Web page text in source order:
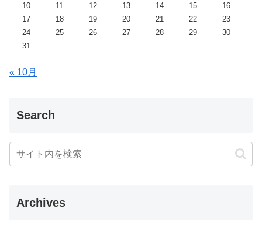
10
11 12 13 14 15
16
17
18 19 20 21 22
23
24
25 26 27 28 29
30
31
« 10月
Search
Archives